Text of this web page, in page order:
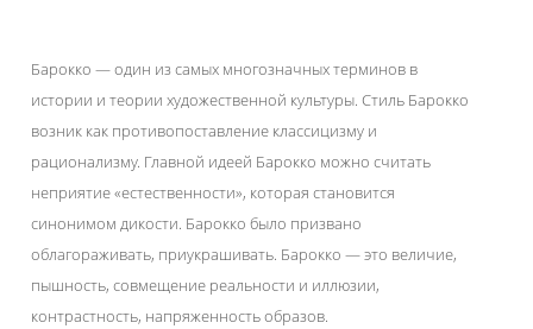
Барокко — один из самых многозначных терминов в
истории и теории художественной культуры. Стиль Барокко
возник как противопоставление классицизму и
рационализму. Главной идеей Барокко можно считать
неприятие «естественности», которая становится
синонимом дикости. Барокко было призвано
облагораживать, приукрашивать. Барокко — это величие,
пышность, совмещение реальности и иллюзии,
контрастность, напряженность образов.